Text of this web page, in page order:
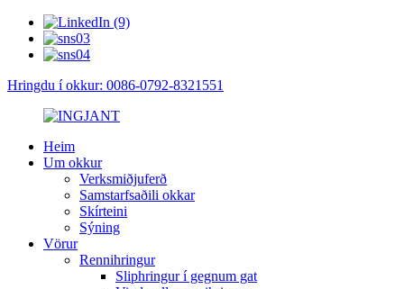
Hringdu í okkur: 0086-0792-8321551
Heim
Um okkur
Verksmiðjuferð
Samstarfsaðili okkar
Skírteini
Sýning
Vörur
Rennihringur
Sliphringur í gegnum gat